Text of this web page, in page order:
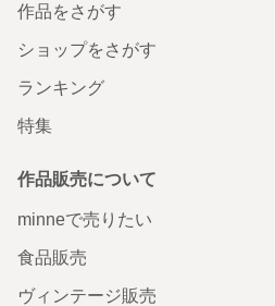
作品をさがす
ショップをさがす
ランキング
特集
作品販売について
minneで売りたい
食品販売
ヴィンテージ販売